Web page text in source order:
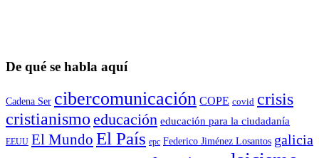
De qué se habla aquí
Cadena Ser cibercomunicación COPE covid crisis
cristianismo educación educación para la ciudadaní­a
EEUU El Mundo El País epc Federico Jiménez Losantos galicia